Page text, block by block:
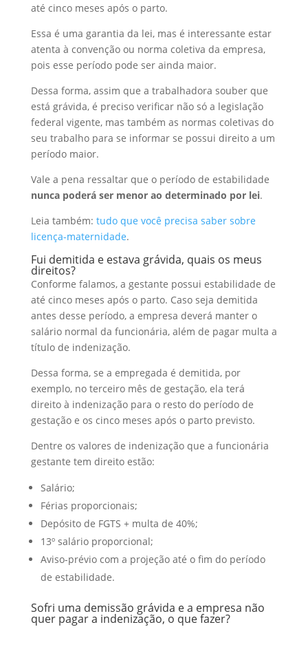
até cinco meses após o parto.
Essa é uma garantia da lei, mas é interessante estar
atenta à convenção ou norma coletiva da empresa,
pois esse período pode ser ainda maior.
Dessa forma, assim que a trabalhadora souber que
está grávida, é preciso verificar não só a legislação
federal vigente, mas também as normas coletivas do
seu trabalho para se informar se possui direito a um
período maior.
Vale a pena ressaltar que o período de estabilidade
nunca poderá ser menor ao determinado por lei.
Leia também: tudo que você precisa saber sobre
licença-maternidade.
Fui demitida e estava grávida, quais os meus
direitos?
Conforme falamos, a gestante possui estabilidade de
até cinco meses após o parto. Caso seja demitida
antes desse período, a empresa deverá manter o
salário normal da funcionária, além de pagar multa a
título de indenização.
Dessa forma, se a empregada é demitida, por
exemplo, no terceiro mês de gestação, ela terá
direito à indenização para o resto do período de
gestação e os cinco meses após o parto previsto.
Dentre os valores de indenização que a funcionária
gestante tem direito estão:
Salário;
Férias proporcionais;
Depósito de FGTS + multa de 40%;
13º salário proporcional;
Aviso-prévio com a projeção até o fim do período
de estabilidade.
Sofri uma demissão grávida e a empresa não
quer pagar a indenização, o que fazer?